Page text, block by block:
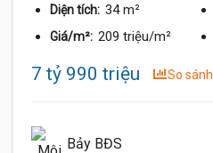
Diện tích: 34 m²
Giá/m²: 209 triệu/m²
7 tỷ 990 triệu So sánh
Bảy BĐS